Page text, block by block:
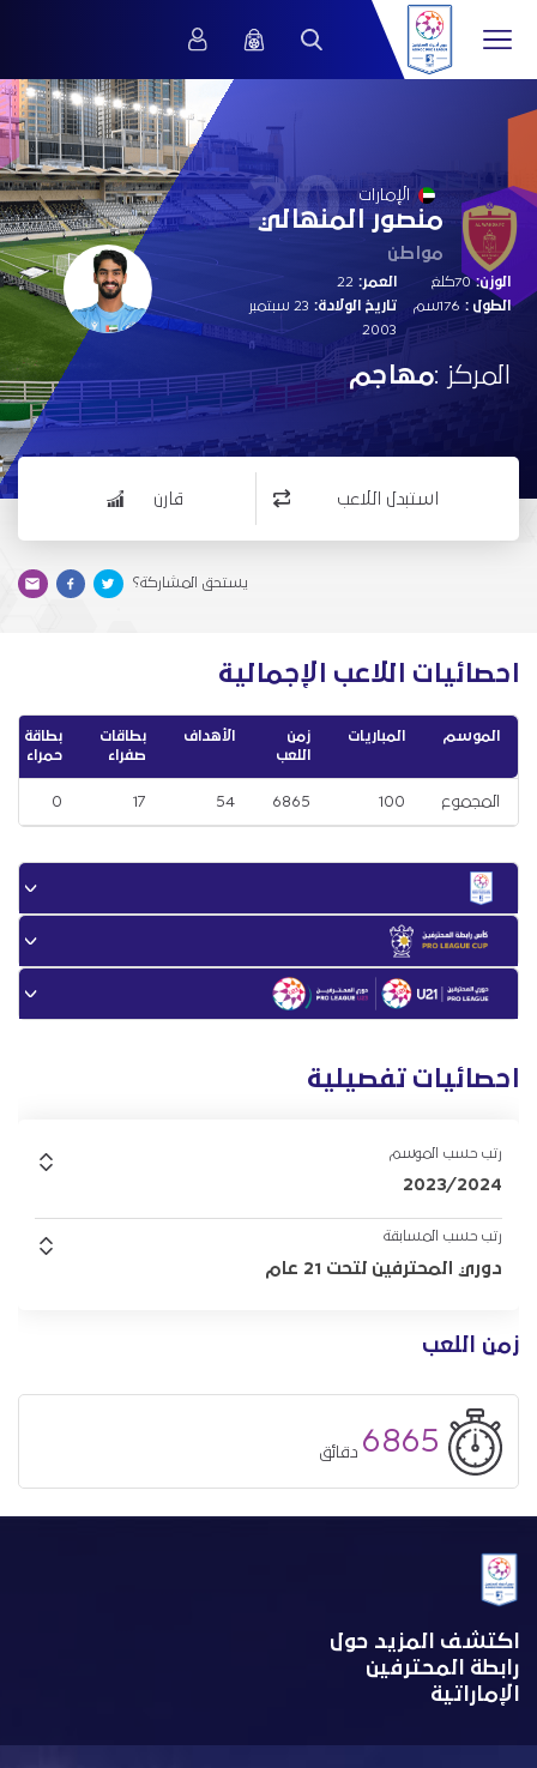
20 الإمارات
منصور المنهالي
مواطن
الوزن:70كلغ
الطول :
العمر:
تاريخ الولادة:
23 سبتمبر
2003
المركز :مهاجم
استبدل اللاعب قارن
يستحق المشاركة؟
زمن اللعب
6865 دقائق
احصائيات اللاعب الإجمالية
الموسم المباريات
زمن
اللعب
الأهداف
بطاقات
صفراء
بطاقة
حمراء
المجموع 100
6865
54
17
0
احصائيات تفصيلية
رتب حسب الموسم
2023/2024
رتب حسب المسابقة
دوري المحترفين لتحت 21 عام
اكتشف المزيد حول
رابطة المحترفين
الإماراتية